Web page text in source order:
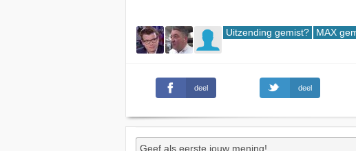
Uitzending gemist? MAX
deel deel